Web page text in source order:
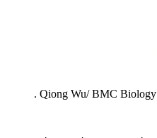
. Qiong Wu/ BMC Biology